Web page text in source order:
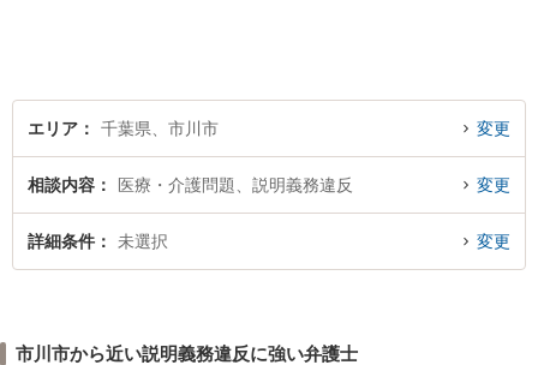
エリア 千葉県、市川市 変更
相談内容 医療・介護問題、説明義務違反 変更
詳細条件 未選択 変更
市川市から近い説明義務違反に強い弁護士